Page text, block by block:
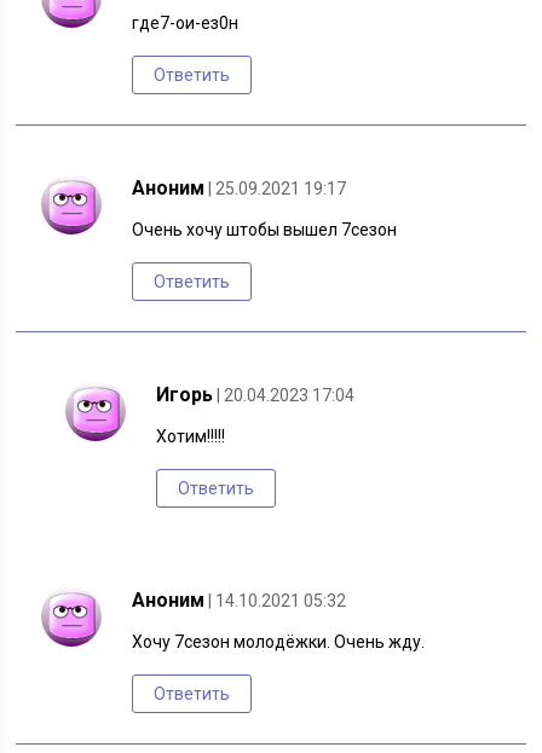
где7-ои-ез0н
Ответить
Аноним | 25.09.2021 19:17
Очень хочу штобы вышел 7сезон
Ответить
Игорь | 20.04.2023 17:04
Хотим!!!!!
Ответить
Аноним | 14.10.2021 05:32
Хочу 7сезон молодёжки. Очень жду.
Ответить